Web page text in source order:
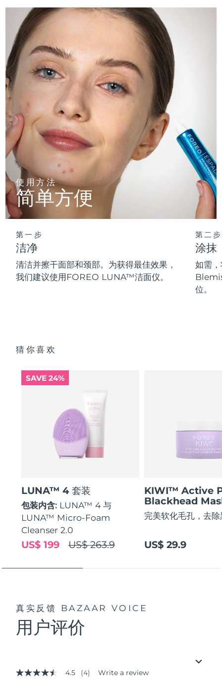
使用方法
简单方便
第一步
洁净
清洁并擦干面部和颈部。为获得最佳效果，
我们建议使用FOREO LUNA™洁面仪。
第二步
涂抹
如需
位。
猜你喜欢
SAVE 24%
LUNA™ 4 套装
包装内含: LUNA™ 4 与
LUNA™ Micro-Foam
Cleanser 2.0
US$ 263.9
US$ 199
KIWI™ Active
Blackhead
完美软化毛孔，去
US$ 29.9
真实反馈 BAZAAR VOICE
用户评价
4.5
4.5 (4) Write a review